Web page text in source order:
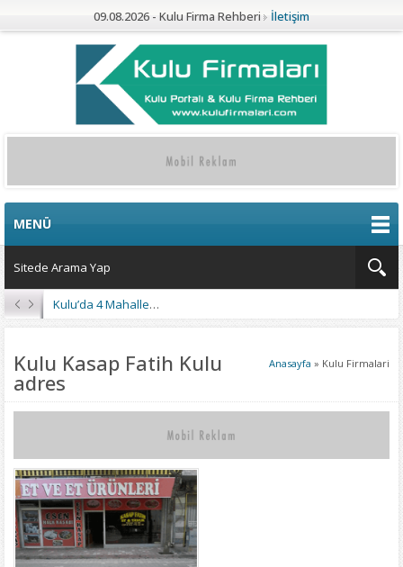
09.08.2026 - Kulu Firma Rehberi İletişim
MENÜ
Kulu’da 4 Mahalleye Yangın Söndürme Tankeri
Anasayfa » Kulu Firmalari
Kulu Kasap Fatih Kulu
adres